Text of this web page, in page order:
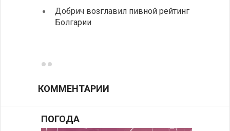
Добрич возглавил пивной рейтинг
Болгарии
КОММЕНТАРИИ
ПОГОДА